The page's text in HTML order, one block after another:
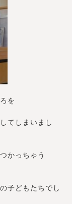
を
てしまいまし
かっちゃう
子どもたちでし